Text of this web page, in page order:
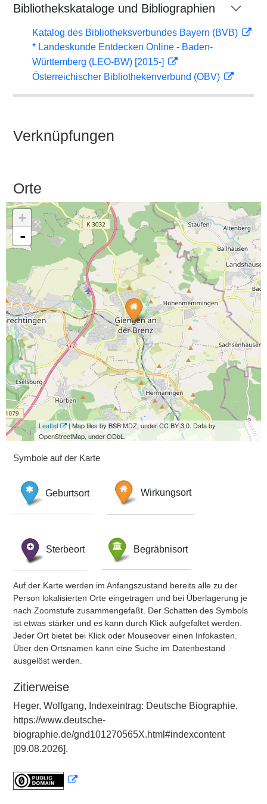
Bibliothekskataloge und Bibliographien
Katalog des Bibliotheksverbundes Bayern (BVB)
* Landeskunde Entdecken Online - Baden-
Württemberg (LEO-BW) [2015-]
Österreichischer Bibliothekenverbund (OBV)
Verknüpfungen
Orte
+
-
Leaflet
| Map tiles by BSB MDZ, under CC BY 3.0. Data by
OpenStreetMap, under ODbL.
Symbole auf der Karte
Geburtsort Wirkungsort
Sterbeort Begräbnisort
Auf der Karte werden im Anfangszustand bereits alle zu der
Person lokalisierten Orte eingetragen und bei Überlagerung je
nach Zoomstufe zusammengefaßt. Der Schatten des Symbols
ist etwas stärker und es kann durch Klick aufgefaltet werden.
Jeder Ort bietet bei Klick oder Mouseover einen Infokasten.
Über den Ortsnamen kann eine Suche im Datenbestand
ausgelöst werden.
Zitierweise
Heger, Wolfgang, Indexeintrag: Deutsche Biographie,
https://www.deutsche-
biographie.de/gnd101270565X.html#indexcontent
[09.08.2026].